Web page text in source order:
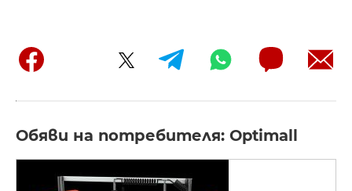
Обяви на потребителя: Optimall